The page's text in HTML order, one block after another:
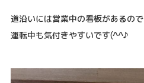
道沿いには営業中の看板があるので
運転中も気付きやすいです(^^♪